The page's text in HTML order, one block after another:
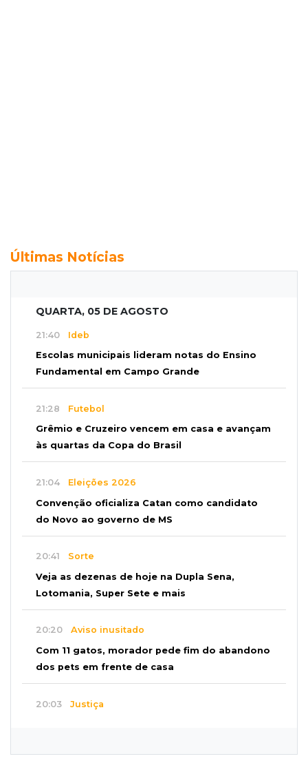
Últimas Notícias
QUARTA, 05 DE AGOSTO
21:40 Ideb
Escolas municipais lideram notas do Ensino
Fundamental em Campo Grande
21:28 Futebol
Grêmio e Cruzeiro vencem em casa e avançam
às quartas da Copa do Brasil
21:04 Eleições 2026
Convenção oficializa Catan como candidato
do Novo ao governo de MS
20:41 Sorte
Veja as dezenas de hoje na Dupla Sena,
Lotomania, Super Sete e mais
20:20 Aviso inusitado
Com 11 gatos, morador pede fim do abandono
dos pets em frente de casa
20:03 Justiça